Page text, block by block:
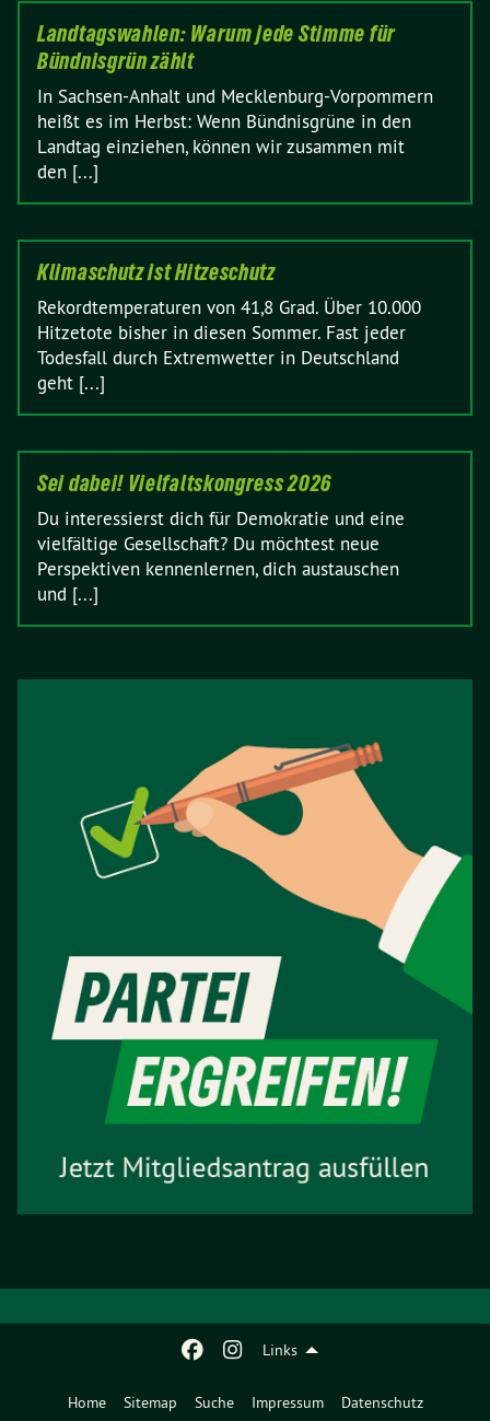
Links
Home Sitemap Suche Impressum Datenschutz
Landtagswahlen: Warum jede Stimme für
Bündnisgrün zählt
In Sachsen-Anhalt und Mecklenburg-Vorpommern
heißt es im Herbst: Wenn Bündnisgrüne in den
Landtag einziehen, können wir zusammen mit
den [...]
Klimaschutz ist Hitzeschutz
Rekordtemperaturen von 41,8 Grad. Über 10.000
Hitzetote bisher in diesen Sommer. Fast jeder
Todesfall durch Extremwetter in Deutschland
geht [...]
Sei dabei! Vielfaltskongress 2026
Du interessierst dich für Demokratie und eine
vielfältige Gesellschaft? Du möchtest neue
Perspektiven kennenlernen, dich austauschen
und [...]